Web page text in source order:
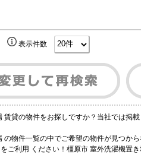
表示件数
賃貸の物件をお探しですか？当社では掲
の物件一覧の中でご希望の物件が見つか
ご利用 ください！橿原市 室外洗濯機置